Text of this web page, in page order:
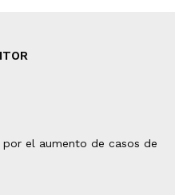
por el aumento de casos de